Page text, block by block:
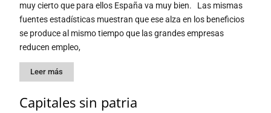
muy cierto que para ellos España va muy bien. Las mismas
fuentes estadísticas muestran que ese alza en los beneficios
se produce al mismo tiempo que las grandes empresas
reducen empleo,
Leer más
Capitales sin patria